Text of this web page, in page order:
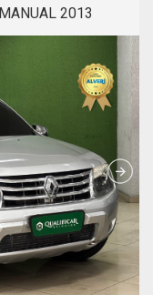
2013